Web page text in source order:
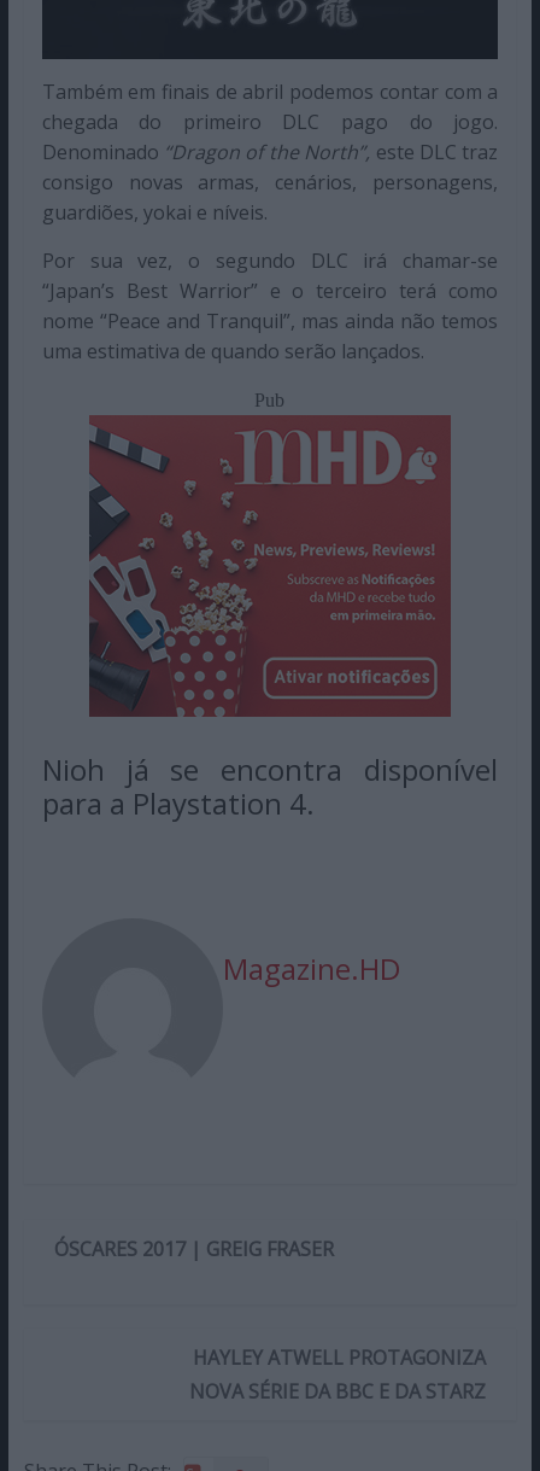
Também em finais de abril podemos contar com a
chegada do primeiro DLC pago do jogo.
Denominado “Dragon of the North”, este DLC traz
consigo novas armas, cenários, personagens,
guardiões, yokai e níveis.
Por sua vez, o segundo DLC irá chamar-se
“Japan’s Best Warrior” e o terceiro terá como
nome “Peace and Tranquil”, mas ainda não temos
uma estimativa de quando serão lançados.
Pub
Nioh já se encontra disponível
para a Playstation 4.
Magazine.HD
ÓSCARES 2017 | GREIG FRASER
HAYLEY ATWELL PROTAGONIZA
NOVA SÉRIE DA BBC E DA STARZ